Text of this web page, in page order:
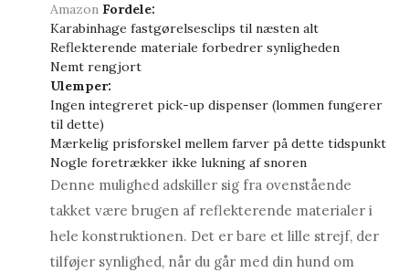
Amazon Fordele:
Karabinhage fastgørelsesclips til næsten alt
Reflekterende materiale forbedrer synligheden
Nemt rengjort
Ulemper:
Ingen integreret pick-up dispenser (lommen fungerer
til dette)
Mærkelig prisforskel mellem farver på dette tidspunkt
Nogle foretrækker ikke lukning af snoren
Denne mulighed adskiller sig fra ovenstående
takket være brugen af ​​reflekterende materialer i
hele konstruktionen. Det er bare et lille strejf, der
tilføjer synlighed, når du går med din hund om